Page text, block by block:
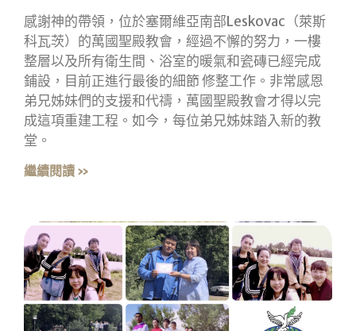
感謝神的帶領，位於塞爾維亞南部Leskovac（萊斯
科瓦茨）的萬國聖殿教會，經過不懈的努力，一樓
整層以及所有衛生間、浴室的暖氣和瓷磚已經完成
鋪設，目前正進行最後的細節 修整工作。非常感恩
弟兄姊妹們的支援和代禱，萬國聖殿教會才得以完
成這項重建工程。如今，每位弟兄姊妹踏入新的教
堂。
繼續閱讀 »